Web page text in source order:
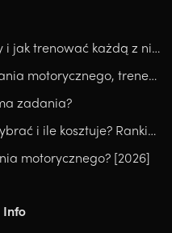
8 stacji Hyrox - technika, błędy i jak trenować każdą z nich.
Trener personalny, przygotowania motorycznego, trener medyczny, który kierunek wybrać?
zadania?
Kurs Trenera Biegania - jaki wybrać i ile kosztuje? Ranking
motorycznego? [2026]
Info